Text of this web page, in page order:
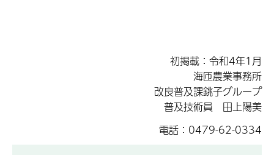
初掲載：令和4年1月
海匝農業事務所
改良普及課銚子グループ
普及技術員 田上陽美
電話：0479-62-0334